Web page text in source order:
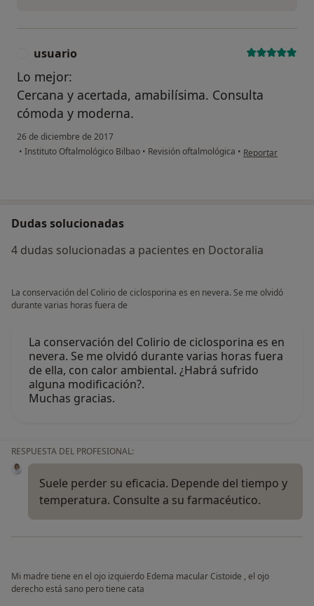
usuario
Lo mejor:
Cercana y acertada, amabilísima. Consulta
cómoda y moderna.
26 de diciembre de 2017
• Instituto Oftalmológico Bilbao • Revisión oftalmológica • en opinión del
Reportar
Dudas solucionadas
4 dudas solucionadas a pacientes en Doctoralia
La conservación del Colirio de ciclosporina es en nevera. Se me olvidó
durante varias horas fuera de
La conservación del Colirio de ciclosporina es en
nevera. Se me olvidó durante varias horas fuera
de ella, con calor ambiental. ¿Habrá sufrido
alguna modificación?.
Muchas gracias.
RESPUESTA DEL PROFESIONAL:
Suele perder su eficacia. Depende del tiempo y
temperatura. Consulte a su farmacéutico.
Mi madre tiene en el ojo izquierdo Edema macular Cistoide , el ojo
derecho está sano pero tiene cata
o chatbot de IA para hablar
sobre un tema emocional o